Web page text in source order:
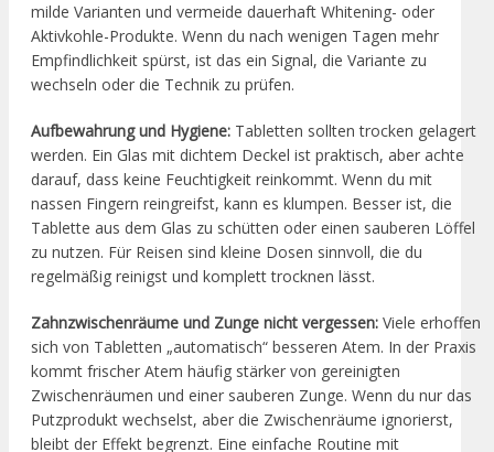
milde Varianten und vermeide dauerhaft Whitening- oder
Aktivkohle-Produkte. Wenn du nach wenigen Tagen mehr
Empfindlichkeit spürst, ist das ein Signal, die Variante zu
wechseln oder die Technik zu prüfen.
Aufbewahrung und Hygiene: Tabletten sollten trocken gelagert
werden. Ein Glas mit dichtem Deckel ist praktisch, aber achte
darauf, dass keine Feuchtigkeit reinkommt. Wenn du mit
nassen Fingern reingreifst, kann es klumpen. Besser ist, die
Tablette aus dem Glas zu schütten oder einen sauberen Löffel
zu nutzen. Für Reisen sind kleine Dosen sinnvoll, die du
regelmäßig reinigst und komplett trocknen lässt.
Zahnzwischenräume und Zunge nicht vergessen: Viele erhoffen
sich von Tabletten „automatisch“ besseren Atem. In der Praxis
kommt frischer Atem häufig stärker von gereinigten
Zwischenräumen und einer sauberen Zunge. Wenn du nur das
Putzprodukt wechselst, aber die Zwischenräume ignorierst,
bleibt der Effekt begrenzt. Eine einfache Routine mit